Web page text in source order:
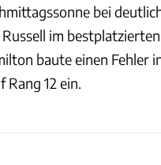
bei
im bestplatzierten
baute einen Fehler
12 ein.